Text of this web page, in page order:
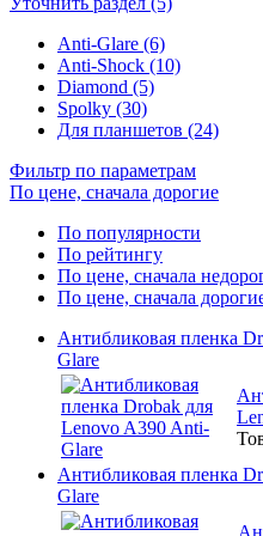
Anti-Glare (6)
Anti-Shock (10)
Diamond (5)
Spolky (30)
Для планшетов (24)
Фильтр по параметрам
По цене, сначала дорогие
По популярности
По рейтингу
По цене, сначала
По цене, сначала
Антибликовая пленка
Glare
Антибликовая пленка
Glare